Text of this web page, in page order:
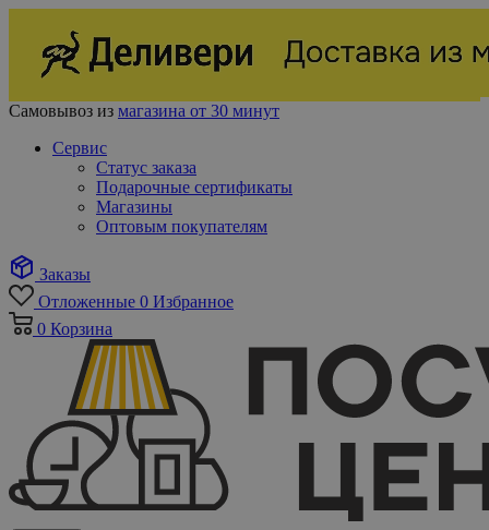
Самовывоз из магазина от 30 минут
Сервис
Статус заказа
Подарочные сертификаты
Магазины
Оптовым покупателям
Заказы
Отложенные 0 Избранное
0 Корзина